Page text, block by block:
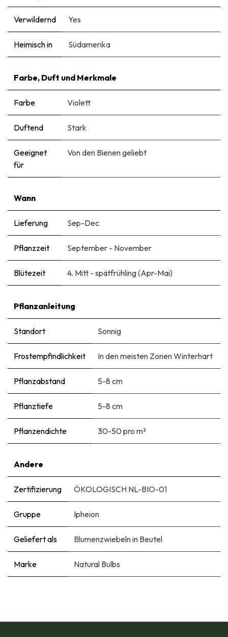
Verwildernd Yes
Heimisch in Südamerika
Farbe, Duft und Merkmale
Farbe Violett
Duftend Stark
Geeignet
für
Von den Bienen geliebt
Wann
Lieferung Sep-Dec
Pflanzzeit September - November
Blütezeit 4. Mitt - spätfrühling (Apr-Mai)
Pflanzanleitung
Standort Sonnig
Frostempfindlichkeit In den meisten Zonen Winterhart
Pflanzabstand 5-8 cm
Pflanztiefe 5-8 cm
Pflanzendichte 30-50 pro m²
Andere
Zertifizierung ÖKOLOGISCH NL-BIO-01
Gruppe Ipheion
Geliefert als Blumenzwiebeln in Beutel
Marke Natural Bulbs